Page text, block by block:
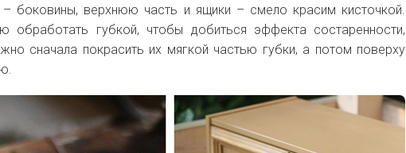
боковины, верхнюю часть и ящики – смело красим кисточкой.
обработать губкой, чтобы добиться эффекта состаренности,
сначала покрасить их мягкой частью губки, а потом поверху